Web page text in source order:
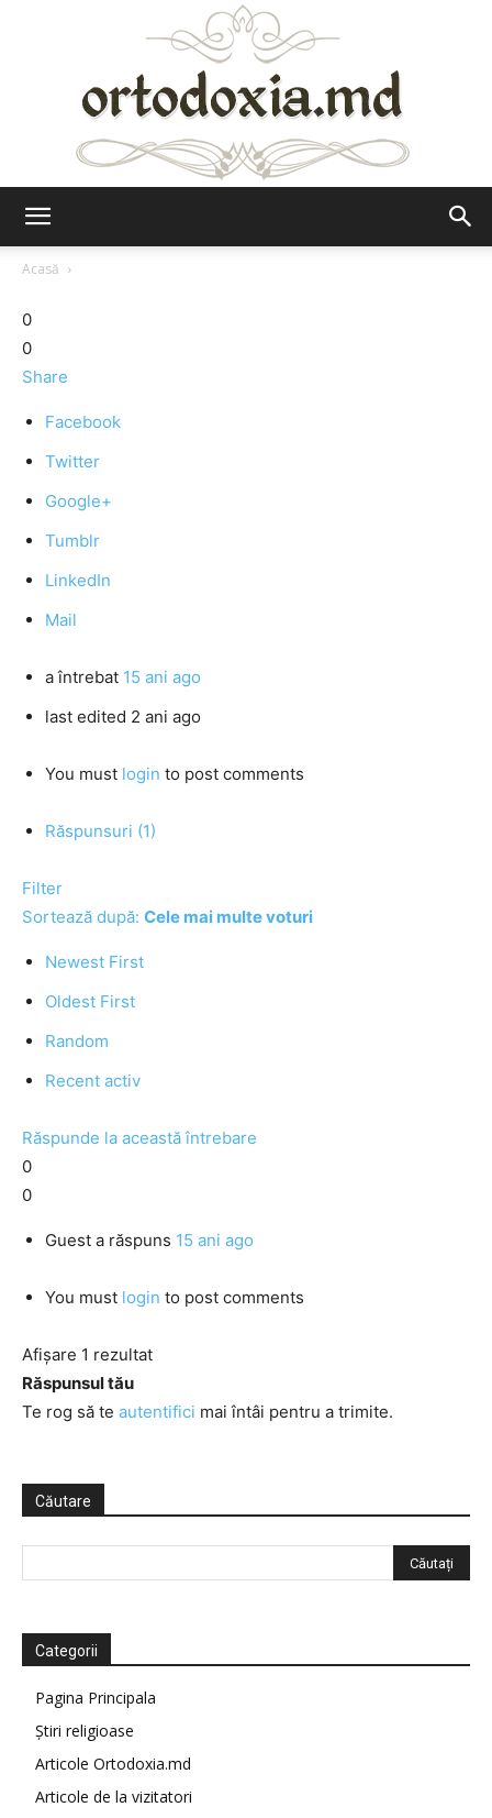
Acasă
0
0
Share
Facebook
Twitter
Google+
Tumblr
LinkedIn
Mail
a întrebat 15 ani ago
last edited 2 ani ago
You must login to post comments
Răspunsuri (1)
Filter
Sortează după: Cele mai multe voturi
Newest First
Oldest First
Random
Recent activ
Răspunde la această întrebare
0
0
Guest a răspuns 15 ani ago
You must login to post comments
Afișare 1 rezultat
Răspunsul tău
Te rog să te autentifici mai întâi pentru a trimite.
Căutare
Categorii
Pagina Principala
Știri religioase
Articole Ortodoxia.md
Articole de la vizitatori